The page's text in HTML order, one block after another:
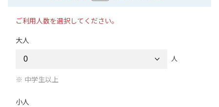
ご利用人数を選択してください。
大人
人
中学生以上
小人